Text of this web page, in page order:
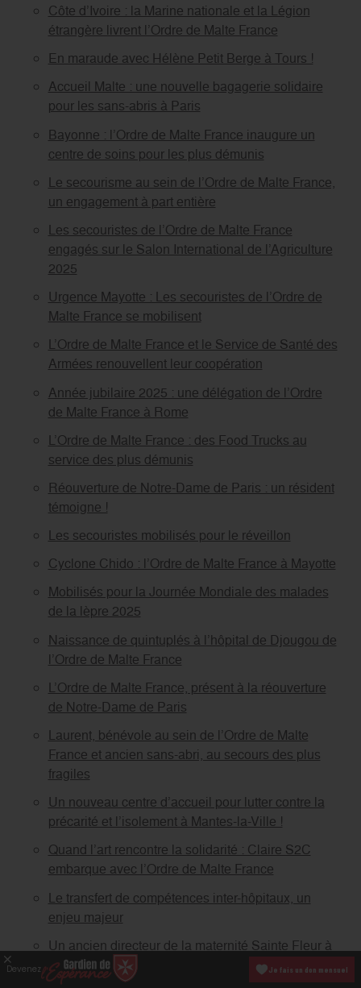
Côte d’Ivoire : la Marine nationale et la Légion
étrangère livrent l’Ordre de Malte France
En maraude avec Hélène Petit Berge à Tours !
Accueil Malte : une nouvelle bagagerie solidaire
pour les sans-abris à Paris
Bayonne : l’Ordre de Malte France inaugure un
centre de soins pour les plus démunis
Le secourisme au sein de l’Ordre de Malte France,
un engagement à part entière
Les secouristes de l’Ordre de Malte France
engagés sur le Salon International de l’Agriculture
2025
Urgence Mayotte : Les secouristes de l’Ordre de
Malte France se mobilisent
L’Ordre de Malte France et le Service de Santé des
Armées renouvellent leur coopération
Année jubilaire 2025 : une délégation de l’Ordre
de Malte France à Rome
L’Ordre de Malte France : des Food Trucks au
service des plus démunis
Réouverture de Notre-Dame de Paris : un résident
témoigne !
Les secouristes mobilisés pour le réveillon
Cyclone Chido : l’Ordre de Malte France à Mayotte
Mobilisés pour la Journée Mondiale des malades
de la lèpre 2025
Naissance de quintuplés à l’hôpital de Djougou de
l’Ordre de Malte France
L’Ordre de Malte France, présent à la réouverture
de Notre-Dame de Paris
Laurent, bénévole au sein de l’Ordre de Malte
France et ancien sans-abri, au secours des plus
fragiles
Un nouveau centre d’accueil pour lutter contre la
précarité et l’isolement à Mantes-la-Ville !
Quand l’art rencontre la solidarité : Claire S2C
embarque avec l’Ordre de Malte France
Le transfert de compétences inter-hôpitaux, un
enjeu majeur
Un ancien directeur de la maternité Sainte Fleur à
Madagascar décoré
Devenez Je fais un don mensuel